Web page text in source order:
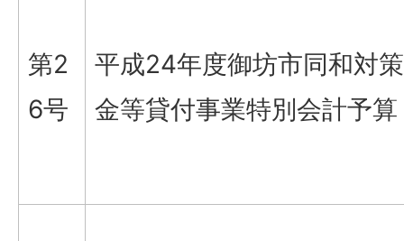
第2
6号
平成24年度御坊市同和対
金等貸付事業特別会計予算